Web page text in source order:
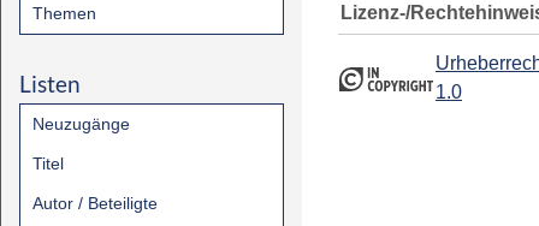
Themen
Listen
Neuzugänge
Titel
Autor / Beteiligte
Lizenz-/
1.0